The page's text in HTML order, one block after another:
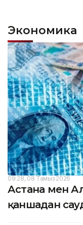
Экономика
09:28, 08 Тамыз 2026
Астана мен
қаншадан